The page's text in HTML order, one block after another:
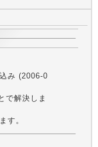
み (2006-0
で解決しま
す。